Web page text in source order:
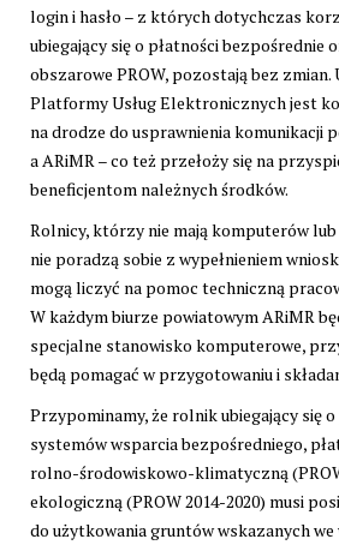
login i hasło – z których dotychczas
ubiegający się o płatności bezpośrednie
obszarowe PROW, pozostają bez zmian.
Platformy Usług Elektronicznych jest
na drodze do usprawnienia komunikacji
a ARiMR – co też przełoży się na
beneficjentom należnych środków.
Rolnicy, którzy nie mają komputerów lub
nie poradzą sobie z wypełnieniem
mogą liczyć na pomoc techniczną
W każdym biurze powiatowym ARiMR
specjalne stanowisko komputerowe,
będą pomagać w przygotowaniu i
Przypominamy, że rolnik ubiegający się
systemów wsparcia bezpośredniego,
rolno-środowiskowo-klimatyczną
ekologiczną (PROW 2014-2020) musi
do użytkowania gruntów wskazanych